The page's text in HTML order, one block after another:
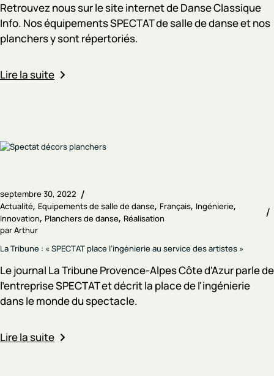
Retrouvez nous sur le site internet de Danse Classique
Info. Nos équipements SPECTAT de salle de danse et nos
planchers y sont répertoriés.
Lire la suite
septembre 30, 2022
Actualité Equipements de salle de danse Français Ingénierie
Innovation Planchers de danse Réalisation
parArthur
La Tribune : « SPECTAT place l’ingénierie au service des artistes »
Le journal La Tribune Provence-Alpes Côte d'Azur parle de
l'entreprise SPECTAT et décrit la place de l'ingénierie
dans le monde du spectacle.
Lire la suite